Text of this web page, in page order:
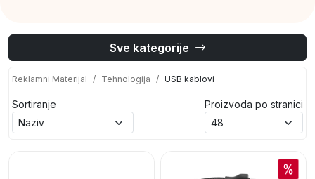
Sve kategorije
Reklamni Materijal Tehnologija USB kablovi
Sortiranje Proizvoda po stranici